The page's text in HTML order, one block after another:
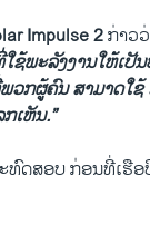
Impulse 2ກ່າວ​
ຊ້ພະລັງງານ​ໃຫ້ເປັ
ວກ​ຜູ້​ຄົນສາມາດ​ໃຊ້
ເຫັນ.”
ທົດ​ສອບ ກ່ອນ​ທີ່​ເຮື